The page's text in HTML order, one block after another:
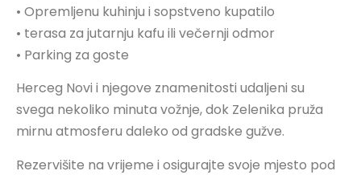
• Opremljenu kuhinju i sopstveno kupatilo
• terasa za jutarnju kafu ili večernji odmor
• Parking za goste
Herceg Novi i njegove znamenitosti udaljeni su
svega nekoliko minuta vožnje, dok Zelenika pruža
mirnu atmosferu daleko od gradske gužve.
Rezervišite na vrijeme i osigurajte svoje mjesto pod